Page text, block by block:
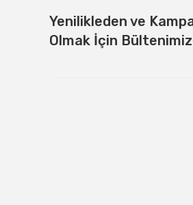
Yenilikleden ve
Olmak İçin